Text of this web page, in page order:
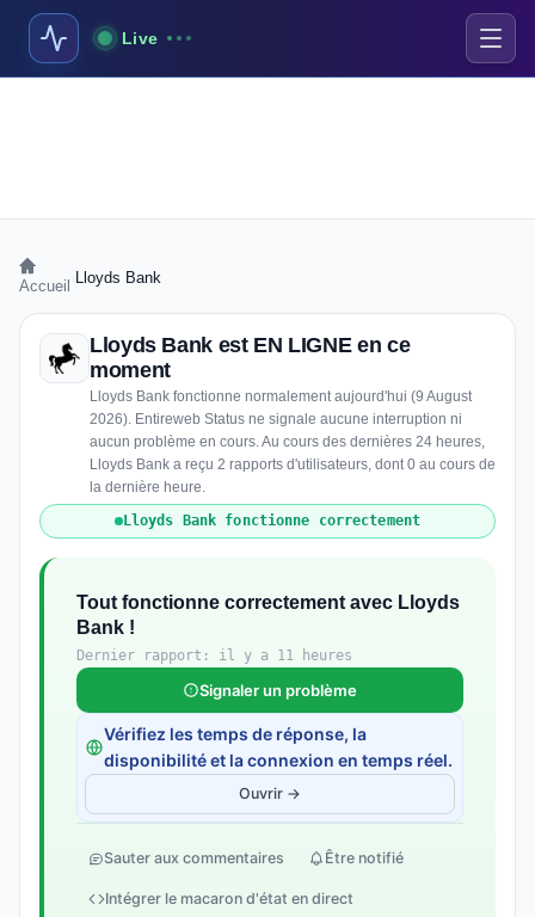
Live
Accueil Lloyds Bank
Lloyds Bank est EN LIGNE en ce
moment
Lloyds Bank fonctionne normalement aujourd'hui (9 August
2026). Entireweb Status ne signale aucune interruption ni
aucun problème en cours. Au cours des dernières 24 heures,
Lloyds Bank a reçu 2 rapports d'utilisateurs, dont 0 au cours de
la dernière heure.
Lloyds Bank fonctionne correctement
Tout fonctionne correctement avec Lloyds
Bank !
Dernier rapport: il y a 11 heures
Signaler un problème
Vérifiez les temps de réponse, la
disponibilité et la connexion en temps réel.
Ouvrir →
Sauter aux commentaires Être notifié
Intégrer le macaron d'état en direct